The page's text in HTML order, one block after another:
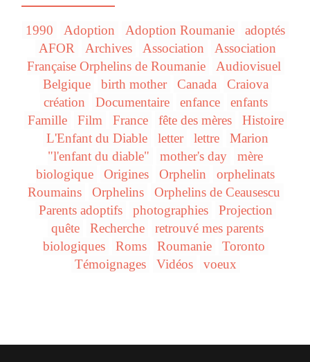
1990 Adoption Adoption Roumanie
adoptés
AFOR
Archives Association
Association
Française Orphelins de Roumanie
Audiovisuel
Belgique
birth mother Canada
Craiova
création
Documentaire enfance
enfants
Famille
Film France fête des mères
Histoire
L'Enfant du Diable
letter lettre
Marion
"l'enfant du diable"
mother's day
mère
biologique
Origines Orphelin
orphelinats
Roumains
Orphelins
Orphelins de Ceausescu
Parents adoptifs
photographies
Projection
quête
Recherche
retrouvé mes parents
biologiques
Roms Roumanie
Toronto
Témoignages
Vidéos voeux